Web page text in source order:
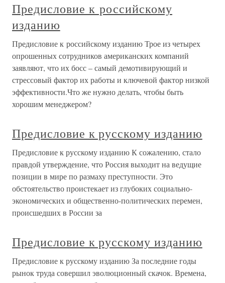
Предисловие к российскому
изданию
Предисловие к российскому изданию Трое из четырех
опрошенных сотрудников американских компаний
заявляют, что их босс – самый демотивирующий и
стрессовый фактор их работы и ключевой фактор низкой
эффективности.Что же нужно делать, чтобы быть
хорошим менеджером?
Предисловие к русскому изданию
Предисловие к русскому изданию К сожалению, стало
правдой утверждение, что Россия выходит на ведущие
позиции в мире по размаху преступности. Это
обстоятельство проистекает из глубоких социально-
экономических и общественно-политических перемен,
происшедших в России за
Предисловие к русскому изданию
Предисловие к русскому изданию За последние годы
рынок труда совершил эволюционный скачок. Времена,